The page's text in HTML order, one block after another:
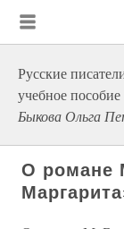
Русские
учебное пособие
Быкова Ольга
О романе